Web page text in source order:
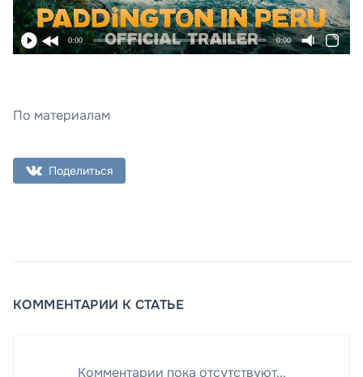
0:00 0:00
По материалам
Поделиться
КОММЕНТАРИИ К СТАТЬЕ
Комментарии пока отсутствуют...